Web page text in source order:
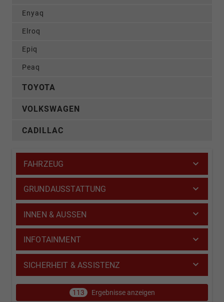
Enyaq
Elroq
Epiq
Peaq
TOYOTA
VOLKSWAGEN
CADILLAC
FAHRZEUG
GRUNDAUSSTATTUNG
INNEN & AUSSEN
INFOTAINMENT
SICHERHEIT & ASSISTENZ
113 Ergebnisse anzeigen